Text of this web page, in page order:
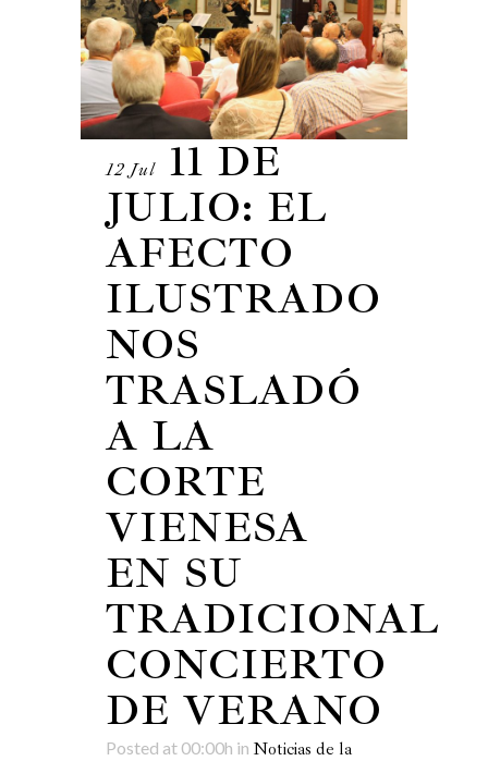
12 Jul
11 DE
JULIO: EL
AFECTO
ILUSTRADO
NOS
TRASLADÓ
A LA
CORTE
VIENESA
EN SU
TRADICIONAL
CONCIERTO
DE VERANO
Posted at 00:00h in Noticias de la